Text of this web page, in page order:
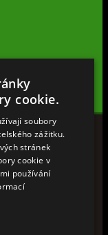
cookie.
soubory
zážitku.
stránek
cookie v
používání